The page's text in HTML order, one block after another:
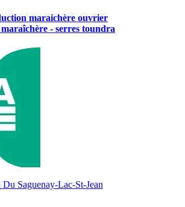
maraichère ouvrier
- serres toundra
Saguenay-Lac-St-Jean